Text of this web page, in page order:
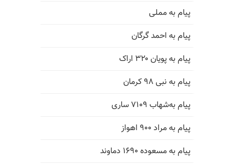
پیام به مملی
پیام به احمد گرگان
پیام به پویان ۳۲۰ اراک
پیام به نبی ۹۸ کرمان
پیام به‌شهاب ۷۱۰۹ ساری
پیام به مراد ۹۰۰ اهواز
پیام به مسعوده ۱۶۹۰ دماوند